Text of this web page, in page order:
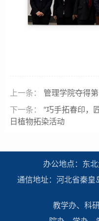
上一条：
管理学院夺得
下一条：
“巧手拓春印，
日植物拓染活动
办公地点：东
通信地址：河北省秦皇
教学办、科